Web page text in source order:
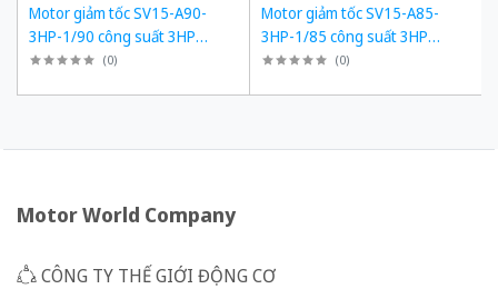
Motor giảm tốc SV15-A90-
3HP-1/90 công suất 3HP
(2200W) 2,2kW 1/90 kiểu lắp
(0)
Motor giảm tốc SV15-A85-
3HP-1/85 công suất 3HP
(2200W) 2,2kW 1/85 kiểu lắp
(0)
Motor World Company
CÔNG TY THẾ GIỚI ĐỘNG CƠ